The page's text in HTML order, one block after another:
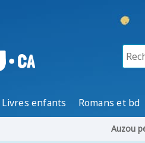
Livres enfants Romans et bd
Auzou